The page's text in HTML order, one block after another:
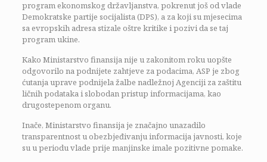
program ekonomskog državljanstva, pokrenut još od vlade
Demokratske partije socijalista (DPS), a za koji su mjesecima
sa evropskih adresa stizale oštre kritike i pozivi da se taj
program ukine.
Kako Ministarstvo finansija nije u zakonitom roku uopšte
odgovorilo na podnijete zahtjeve za podacima, ASP je zbog
ćutanja uprave podnijela žalbe nadležnoj Agenciji za zaštitu
ličnih podataka i slobodan pristup informacijama, kao
drugostepenom organu.
Inače, Ministarstvo finansija je značajno unazadilo
transparentnost u obezbjeđivanju informacija javnosti, koje
su u periodu vlade prije manjinske imale pozitivne pomake.